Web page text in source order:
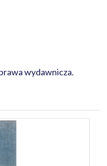
wydawnicza.